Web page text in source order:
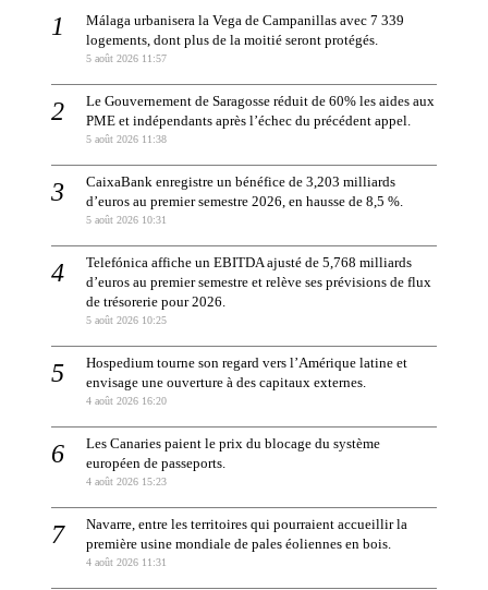
Málaga urbanisera la Vega de Campanillas avec 7 339
logements, dont plus de la moitié seront protégés.
5 août 2026 11:57
Le Gouvernement de Saragosse réduit de 60% les aides aux
PME et indépendants après l’échec du précédent appel.
5 août 2026 11:38
CaixaBank enregistre un bénéfice de 3,203 milliards
d’euros au premier semestre 2026, en hausse de 8,5 %.
5 août 2026 10:31
Telefónica affiche un EBITDA ajusté de 5,768 milliards
d’euros au premier semestre et relève ses prévisions de flux
de trésorerie pour 2026.
5 août 2026 10:25
Hospedium tourne son regard vers l’Amérique latine et
envisage une ouverture à des capitaux externes.
4 août 2026 16:20
Les Canaries paient le prix du blocage du système
européen de passeports.
4 août 2026 15:23
Navarre, entre les territoires qui pourraient accueillir la
première usine mondiale de pales éoliennes en bois.
4 août 2026 11:31